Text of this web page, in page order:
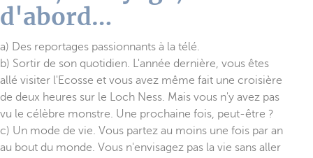
d'abord…
a) Des reportages passionnants à la télé.
b) Sortir de son quotidien. L'année dernière, vous êtes
allé visiter l'Ecosse et vous avez même fait une croisière
de deux heures sur le Loch Ness. Mais vous n'y avez pas
vu le célèbre monstre. Une prochaine fois, peut-être ?
c) Un mode de vie. Vous partez au moins une fois par an
au bout du monde. Vous n'envisagez pas la vie sans aller